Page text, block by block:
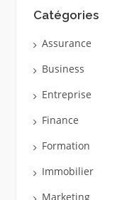
Catégories
Assurance
Business
Entreprise
Finance
Formation
Immobilier
Marketing